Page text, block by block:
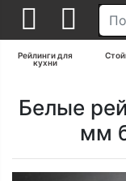
Рейлинги для
кухни
Белые
мм